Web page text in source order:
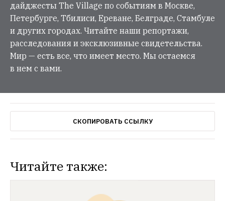
дайджесты The Village по событиям в Москве,
Петербурге, Тбилиси, Ереване, Белграде, Стамбуле
и других городах. Читайте наши репортажи,
расследования и эксклюзивные свидетельства.
Мир — есть все, что имеет место. Мы остаемся
в нем с вами.
СКОПИРОВАТЬ ССЫЛКУ
Читайте также: